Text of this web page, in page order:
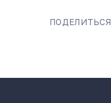
ПОДЕЛИТЬСЯ